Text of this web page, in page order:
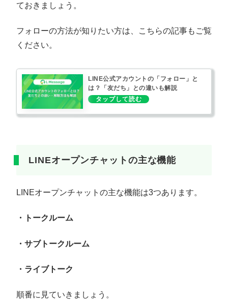
ておきましょう。
フォローの方法が知りたい方は、こちらの記事もご覧
ください。
LINE公式アカウントの「フォロー」と
は？「友だち」との違いも解説
LINEオープンチャットの主な機能
LINEオープンチャットの主な機能は3つあります。
・トークルーム
・サブトークルーム
・ライブトーク
順番に見ていきましょう。